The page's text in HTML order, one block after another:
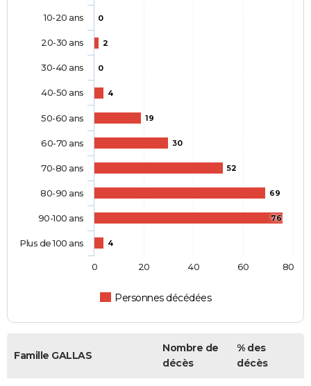
0
2
0
4
19
30
52
69
76
4
Personnes décédées
10-20 ans
20-30 ans
30-40 ans
40-50 ans
50-60 ans
60-70 ans
70-80 ans
80-90 ans
90-100 ans
Plus de 100 ans
0 20 40 60 80
Famille GALLAS
Nombre de
décès
% des
décès